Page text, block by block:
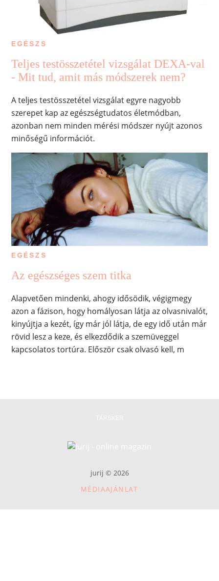
EGÉSZS
Teljes testösszetétel vizsgálat DEXA-val
- Mit tud, amit más módszerek nem?
A teljes testösszetétel vizsgálat egyre nagyobb
szerepet kap az egészségtudatos életmódban,
azonban nem minden mérési módszer nyújt azonos
minőségű információt.
EGÉSZS
Az egészséges szem titka
Alapvetően mindenki, ahogy idősödik, végigmegy
azon a fázison, hogy homályosan látja az olvasnivalót,
kinyújtja a kezét, így már jól látja, de egy idő után már
rövid lesz a keze, és elkezdődik a szemüveggel
kapcsolatos tortúra. Először csak olvasó kell, m
jurij © 2026
MÉDIAAJÁNLAT